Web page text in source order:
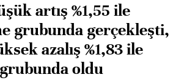
artış %1,55 ile
grubunda gerçekleşti,
azalış %1,83 ile
oldu